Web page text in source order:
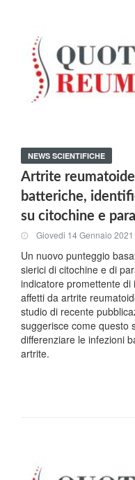
NEWS SCIENTIFICHE
Artrite
batteriche,
su citochine e
Giovedi 14 Gennaio 2021
Un nuovo punteggio
sierici di citochine e di
indicatore promettente
affetti da artrite
studio di recente
suggerisce come questo
differenziare le infezioni
artrite.